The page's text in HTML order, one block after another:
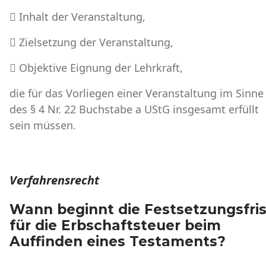
 Inhalt der Veranstaltung,
 Zielsetzung der Veranstaltung,
 Objektive Eignung der Lehrkraft,
die für das Vorliegen einer Veranstaltung im Sinne
des § 4 Nr. 22 Buchstabe a UStG insgesamt erfüllt
sein müssen.
Verfahrensrecht
Wann beginnt die
für die Erbschaftsteuer beim
Auffinden eines Testaments?